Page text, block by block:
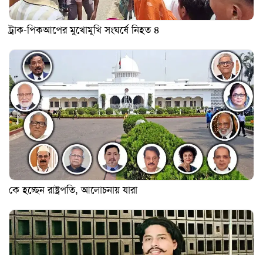
ট্রাক-পিকআপের মুখোমুখি সংঘর্ষে নিহত ৪
কে হচ্ছেন রাষ্ট্রপতি, আলোচনায় যারা